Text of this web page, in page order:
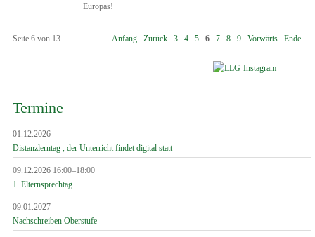
Europas!
Seite 6 von 13 Anfang Zurück 3 4 5 6 7 8 9 Vorwärts Ende
Termine
01.12.2026
Distanzlerntag , der Unterricht findet digital statt
09.12.2026 16:00–18:00
1. Elternsprechtag
09.01.2027
Nachschreiben Oberstufe